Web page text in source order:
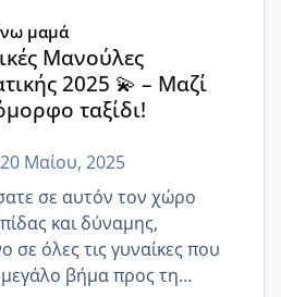
Εξωσωματικής 2025 💫 – Μαζί
μαμά
Μανούλες
2025 💫 – Μαζί
ταξίδι!
20 Μαίου, 2025
σε αυτόν τον χώρο
και δύναμης,
σε όλες τις γυναίκες που
βήμα προς τη